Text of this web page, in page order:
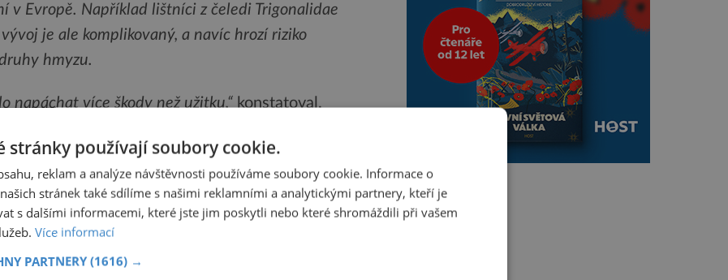
v Evropě. Například lištníci z čeledi Trigonalidae
je ale komplikovaný, a navíc hrozí riziko
hmyzu.
napáchat více škody než užitku,“konstatoval.
zatím spíše sporadicky. Ve Francii byla v těle
hmyzu – očnatkyConops vesicularis. Ta hostitelku
královny a následnému zániku celého
stránky používají soubory cookie.
reklam a analýze návštěvnosti používáme soubory cookie. Informace o
stránek také sdílíme s našimi reklamními a analytickými partnery, kteří je
s dalšími informacemi, které jste jim poskytli nebo které shromáždili při vašem
Více informací
PARTNERY (1616) →